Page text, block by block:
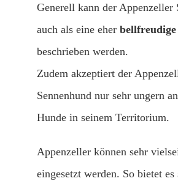
Generell kann der Appenzeller
auch als eine eher bellfreudige
beschrieben werden.
Zudem akzeptiert der
Sennenhund nur sehr ungern
Hunde in seinem Territorium.
Appenzeller können sehr
eingesetzt werden. So bietet es